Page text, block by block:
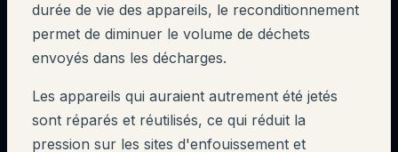
durée de vie des appareils, le reconditionnement
permet de diminuer le volume de déchets
envoyés dans les décharges.
Les appareils qui auraient autrement été jetés
sont réparés et réutilisés, ce qui réduit la
pression sur les sites d'enfouissement et